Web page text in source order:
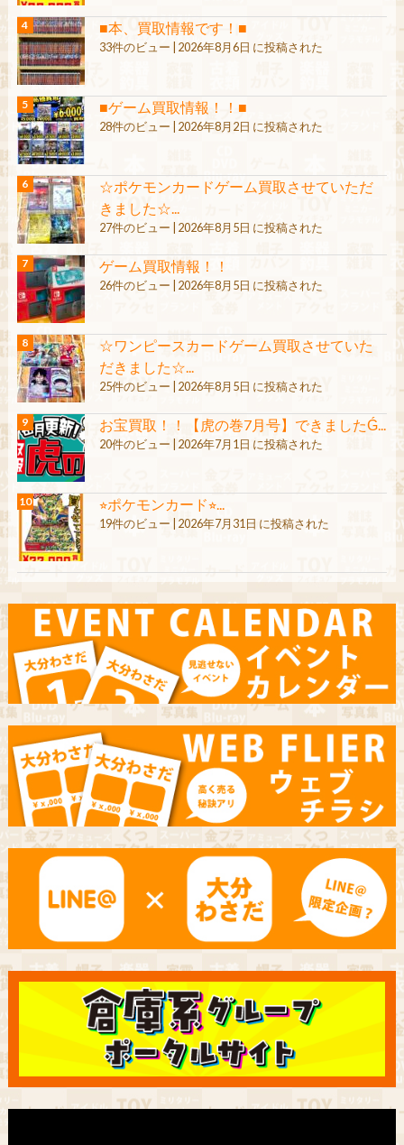
■本、買取情報です！■
33件のビュー | 2026年8月6日 に投稿された
■ゲーム買取情報！！■
28件のビュー | 2026年8月2日 に投稿された
☆ポケモンカードゲーム買取させていただ
きました☆...
27件のビュー | 2026年8月5日 に投稿された
ゲーム買取情報！！
26件のビュー | 2026年8月5日 に投稿された
☆ワンピースカードゲーム買取させていた
だきました☆...
25件のビュー | 2026年8月5日 に投稿された
お宝買取！！【虎の巻7月号】できましたǴ...
20件のビュー | 2026年7月1日 に投稿された
⭐︎ポケモンカード⭐︎...
19件のビュー | 2026年7月31日 に投稿された